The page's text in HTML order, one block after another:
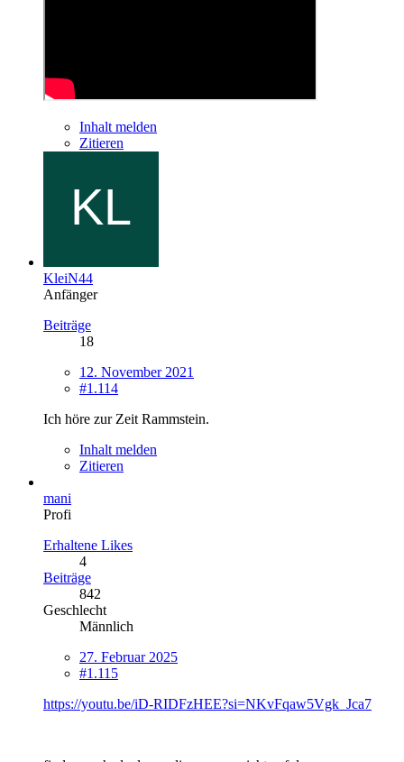
Inhalt melden
Zitieren
KleiN44
Anfänger
Beiträge
18
12. November 2021
#1.114
Ich höre zur Zeit Rammstein.
Inhalt melden
Zitieren
mani
Profi
Erhaltene Likes
4
Beiträge
842
Geschlecht
Männlich
27. Februar 2025
#1.115
https://youtu.be/iD-RIDFzHEE?si=NKvFqaw5Vgk_Jca7